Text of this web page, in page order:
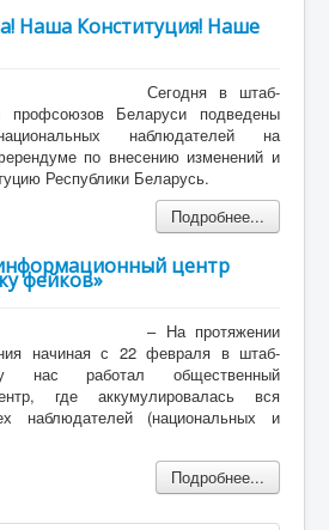
Наша Конституция! Наше
Сегодня в штаб-
профсоюзов Беларуси подведены
наблюдателей на
по внесению изменений и
Республики Беларусь.
Подробнее...
центр
фейков»
– На протяжении
начиная с 22 февраля в штаб-
работал общественный
где аккумулировалась вся
наблюдателей (национальных и
Подробнее...